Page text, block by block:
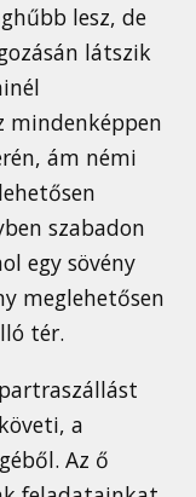
lesz, de
látszik
mindenképpen
ám némi
szabadon
egy sövény
meglehetősen
tér.
a
Az ő